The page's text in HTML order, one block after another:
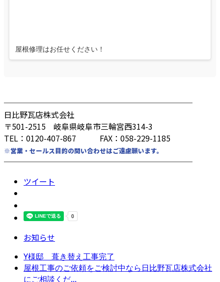
屋根修理はお任せください！
────────────────────────
日比野瓦店株式会社
〒501-2515 岐阜県岐阜市三輪宮西314-3
TEL：0120-407-867 FAX：058-229-1185
※営業・セールス目的の問い合わせはご遠慮願います。
────────────────────────
ツイート
お知らせ
Y様邸 葺き替え工事完了
屋根工事のご依頼をご検討中なら日比野瓦店株式会社
にご相談くだ...